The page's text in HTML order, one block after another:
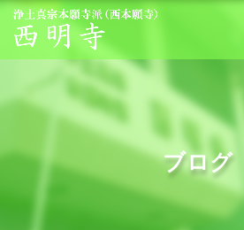
ブログ